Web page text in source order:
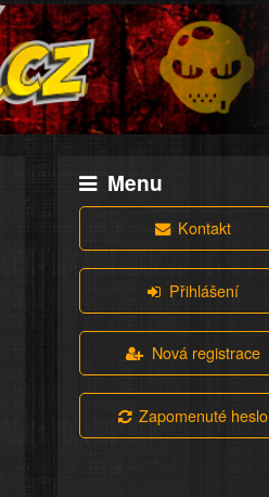
Menu
Kontakt
Přihlášení
Nová registrace
Zapomenuté heslo